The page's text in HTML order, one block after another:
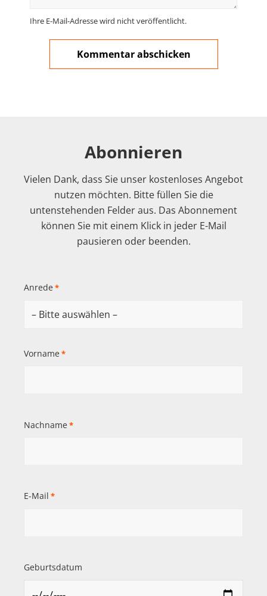
Ihre E-Mail-Adresse wird nicht veröffentlicht.
Abonnieren
Vielen Dank, dass Sie unser kostenloses Angebot
nutzen möchten. Bitte füllen Sie die
untenstehenden Felder aus. Das Abonnement
können Sie mit einem Klick in jeder E-Mail
pausieren oder beenden.
Anrede *
Vorname *
Nachname *
E-Mail *
Geburtsdatum